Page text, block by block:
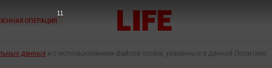
ОПЕРАЦИЯ
данных и с использованием файлов cookie, указанных в данной Политике.
10